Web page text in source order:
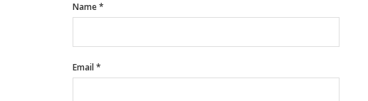
Name*
Email*